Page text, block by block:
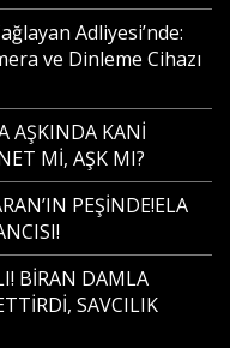
Adliyesi’nde:
ve Dinleme Cihazı
AŞKINDA KANİ
Mİ, AŞK MI?
PEŞİNDE!ELA
BİRAN DAMLA
SAVCILIK